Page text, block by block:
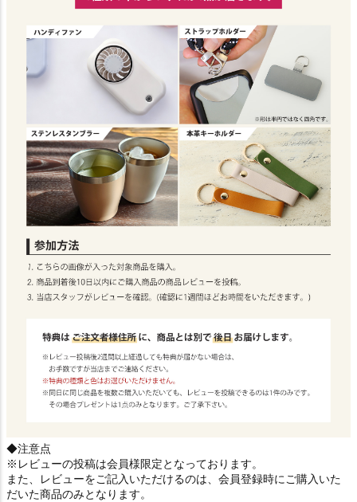
◆注意点
※レビューの投稿は会員様限定となっております。
また、レビューをご記入いただけるのは、会員登録時にご購入いた
だいた商品のみとなります。